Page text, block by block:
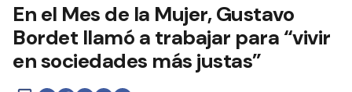
En el Mes de la Mujer, Gustavo
Bordet llamó a trabajar para “vivir
en sociedades más justas”